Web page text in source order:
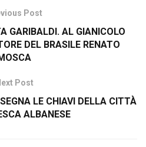
Post
GARIBALDI. AL GIANICOLO
DEL BRASILE RENATO
Post
LE CHIAVI DELLA CITTÀ
ALBANESE